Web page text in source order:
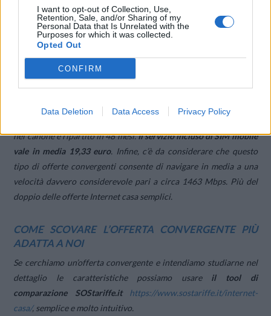
I want to opt-out of Collection, Use,
Retention, Sale, and/or Sharing of my
Personal Data that Is Unrelated with the
Purposes for which it was collected.
Opted Out
CONFIRM
Data Deletion Data Access Privacy Policy
INTERNET CASA E SIM MOBILE INSIEME: IN MEDIA
CIRCA 36 EURO AL MESE
Leofferte Internet casa eSIM mobileinsiemehanno un costo
medio di 36,79 euro al mese che scende
quando sono in promozione. Il costo di attivazione è di 35,43
euro, circa la metà di quanto si paga di solito con i pacchetti
nel canone e ripartito in 48 mesi.Il servizio incluso di SIM mobile
vale in media 19,33 euro. Infine, c’è da considerare che questo
tipo di offerte convergenti consente di navigare in media a una
velocità davvero considerevole pari a circa 1463 Mbps. Più del
doppio delle offerte Internet casa semplici.
COME SCOVARE L’OFFERTA CONVERGENTE PIÙ
ADATTA A NOI
Se cerchiamo un’offerta convergente e intendiamo studiarne nel
dettaglio le caratteristiche possiamo usare il tool di
comparazione SOStariffe.it https://www.sostariffe.it/internet-
casa/, semplice e molto intuitivo.